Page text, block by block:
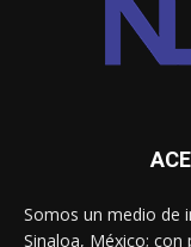
Somos un medio de
Sinaloa, México; con